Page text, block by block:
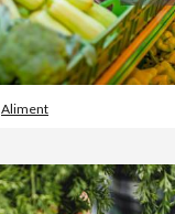
Aliment